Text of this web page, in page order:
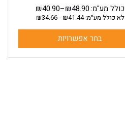
₪40.90–₪48.90כולל מע"מ:
לא כולל מע״מ: ₪41.44
-
₪34.66
בחר אפשרויות